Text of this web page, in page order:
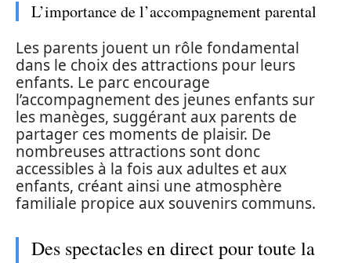
L’importance de l’accompagnement parental
Les parents jouent un rôle fondamental
dans le choix des attractions pour leurs
enfants. Le parc encourage
l’accompagnement des jeunes enfants sur
les manèges, suggérant aux parents de
partager ces moments de plaisir. De
nombreuses attractions sont donc
accessibles à la fois aux adultes et aux
enfants, créant ainsi une atmosphère
familiale propice aux souvenirs communs.
Des spectacles en direct pour toute la